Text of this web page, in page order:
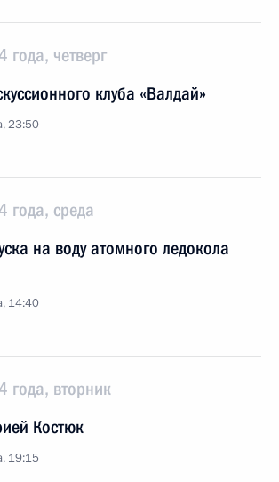
четверг
клуба «Валдай»
23:50
года, среда
на воду атомного ледокола
14:40
года, вторник
Костюк
19:15